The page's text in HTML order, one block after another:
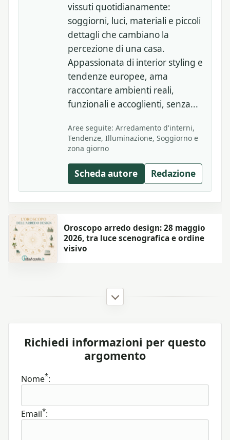
vissuti quotidianamente:
soggiorni, luci, materiali e piccoli
dettagli che cambiano la
percezione di una casa.
Appassionata di interior styling e
tendenze europee, ama
raccontare ambienti reali,
funzionali e accoglienti, senza...
Aree seguite: Arredamento d'interni,
Tendenze, Illuminazione, Soggiorno e
zona giorno
Scheda autore Redazione
Oroscopo arredo design: 28 maggio
2026, tra luce scenografica e ordine
visivo
Richiedi informazioni per questo
argomento
Nome*:
Email*: